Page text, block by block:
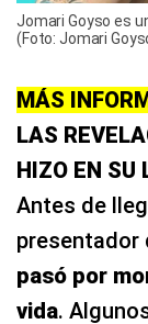
Jomari Goyso es
(Foto: Jomari
MÁS
LAS
HIZO EN SU
Antes de
presentador
pasó por
vida.